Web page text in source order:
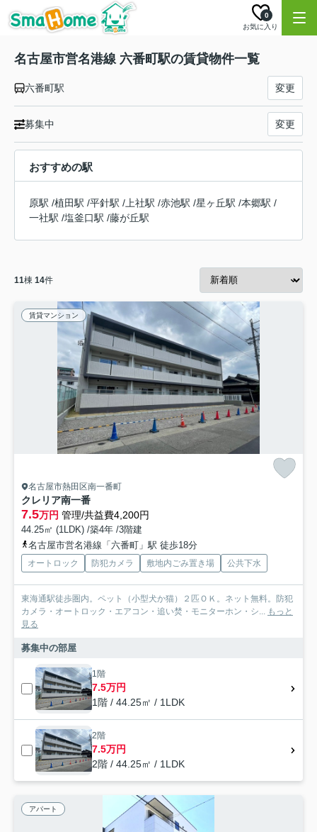
お気に入り
0
名古屋市営名港線 六番町駅の賃貸物件一覧
六番町駅 変更
募集中 変更
おすすめの駅
原駅 /植田駅 /平針駅 / 上社駅 /赤池駅 /星ヶ丘駅 /本郷駅 /
一社駅 /塩釜口駅 /藤が丘駅
11棟 14件
賃貸マンション
名古屋市熱田区南一番町
クレリア南一番
7.5万円 管理/共益費4,200円
44.25㎡ (1LDK) /築4年 /3階建
名古屋市営名港線「六番町」駅 徒歩18分
オートロック 防犯カメラ 敷地内ごみ置き場 公共下水
東海通駅徒歩圏内。ペット（小型犬か猫）２匹ＯＫ。ネット無料。防犯
カメラ・オートロック・エアコン・追い焚・モニターホン・シ... もっと
見る
募集中の部屋
1階
7.5万円
1階 / 44.25㎡ / 1LDK
2階
7.5万円
2階 / 44.25㎡ / 1LDK
アパート